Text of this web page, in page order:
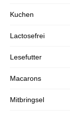
Kuchen
Lactosefrei
Lesefutter
Macarons
Mitbringsel